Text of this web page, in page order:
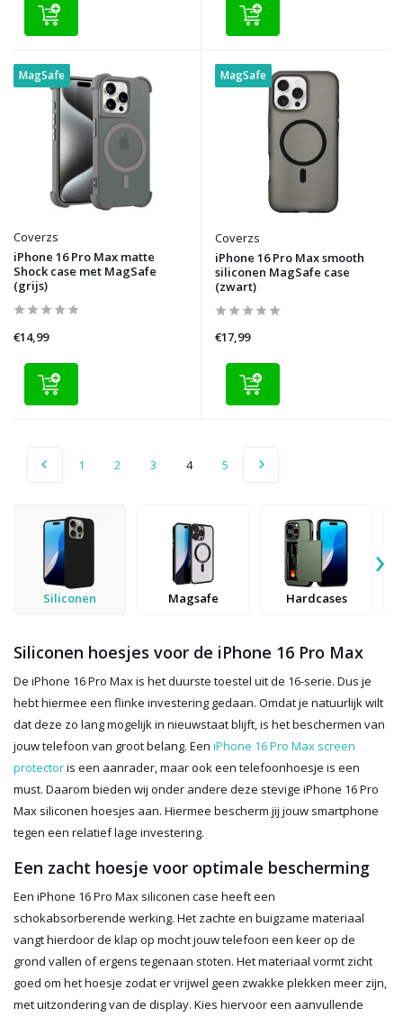
MagSafe
Coverzs
iPhone 16 Pro Max matte
Shock case met MagSafe
(grijs)
€14,99
MagSafe
Coverzs
iPhone 16 Pro Max smooth
siliconen MagSafe case
(zwart)
€17,99
1 2 3 4 5
Siliconen Magsafe Hardcases
›
Siliconen hoesjes voor de iPhone 16 Pro Max
De iPhone 16 Pro Max is het duurste toestel uit de 16-serie. Dus je
hebt hiermee een flinke investering gedaan. Omdat je natuurlijk wilt
dat deze zo lang mogelijk in nieuwstaat blijft, is het beschermen van
jouw telefoon van groot belang. Een iPhone 16 Pro Max screen
protectoris een aanrader, maar ook een telefoonhoesje is een
must. Daarom bieden wij onder andere deze stevige iPhone 16 Pro
Max siliconen hoesjes aan. Hiermee bescherm jij jouw smartphone
tegen een relatief lage investering.
Een zacht hoesje voor optimale bescherming
Een iPhone 16 Pro Max siliconen case heeft een
schokabsorberende werking. Het zachte en buigzame materiaal
vangt hierdoor de klap op mocht jouw telefoon een keer op de
grond vallen of ergens tegenaan stoten. Het materiaal vormt zicht
goed om het hoesje zodat er vrijwel geen zwakke plekken meer zijn,
met uitzondering van de display. Kies hiervoor een aanvullende